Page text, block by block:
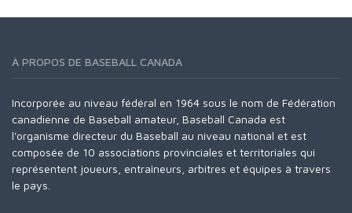
À PROPOS DE BASEBALL CANADA
Incorporée au niveau fédéral en 1964 sous le nom de Fédération
canadienne de Baseball amateur, Baseball Canada est
l'organisme directeur du Baseball au niveau national et est
composée de 10 associations provinciales et territoriales qui
représentent joueurs, entraîneurs, arbitres et équipes à travers
le pays.